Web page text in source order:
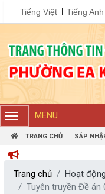
Tiếng Việt Tiếng Anh
MENU
TRANG CHỦ SÁP
Trang chủ
Hoạt động
Tuyên truyền Đề án